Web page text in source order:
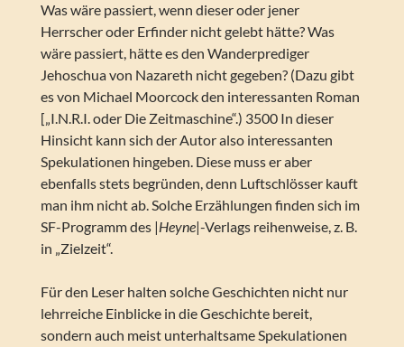
Was wäre passiert, wenn dieser oder jener
Herrscher oder Erfinder nicht gelebt hätte? Was
wäre passiert, hätte es den Wanderprediger
Jehoschua von Nazareth nicht gegeben? (Dazu gibt
es von Michael Moorcock den interessanten Roman
[„I.N.R.I. oder Die Zeitmaschine“.) 3500 In dieser
Hinsicht kann sich der Autor also interessanten
Spekulationen hingeben. Diese muss er aber
ebenfalls stets begründen, denn Luftschlösser kauft
man ihm nicht ab. Solche Erzählungen finden sich im
SF-Programm des |Heyne|-Verlags reihenweise, z. B.
in „Zielzeit“.
Für den Leser halten solche Geschichten nicht nur
lehrreiche Einblicke in die Geschichte bereit,
sondern auch meist unterhaltsame Spekulationen